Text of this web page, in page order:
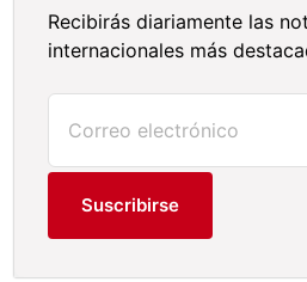
Recibirás diariamente las
internacionales más
Suscribirse